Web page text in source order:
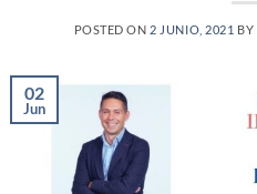
POSTED ON 2 JUNIO, 2021 BY
02
Jun